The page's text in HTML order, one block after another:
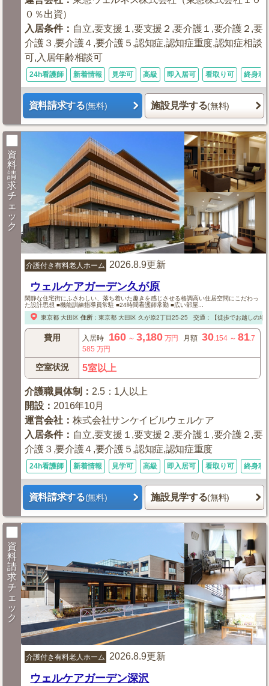
０％出資）
入居条件： 自立,要支援１,要支援２,要介護１,要介護２,要
介護３,要介護４,要介護５,認知症,認知症重度,認知症相談
可,入居年齢相談可
24h看護師 新着情報 見学可 高級 即入居可 看取り可 終身利
資料請求する(無料) 施設見学する(無料)
資
料
請
求
チ
ェ
ッ
ク
介護付き有料老人ホーム 2026.8.9更新
ウェルケアガーデン久が原
閑静な住宅街にふさわしい、落ち着いた趣きを感じさせる格調高い住居空間にこだわっ
た設計思想 ■機能訓練指導員常駐 ■24時間看護師常勤 ■広い部屋...
東京都 大田区 住所： 東京都 大田区久が原2丁目25-25 交通：【徒歩でお越しの場
費用 入居時 160～3,180 万円 月額 30.154～81.7
585 万円
空室状況 5室以上
介護職員体制 ： 2.5：1人以上
開設 ： 2016年10月
運営会社 ：株式会社サンケイビルウェルケア
入居条件： 自立,要支援１,要支援２,要介護１,要介護２,要
介護３,要介護４,要介護５,認知症,認知症重度
24h看護師 新着情報 見学可 高級 即入居可 看取り可 終身利
資料請求する(無料) 施設見学する(無料)
資
料
請
求
チ
ェ
ッ
ク
介護付き有料老人ホーム 2026.8.9更新
ウェルケアガーデン深沢